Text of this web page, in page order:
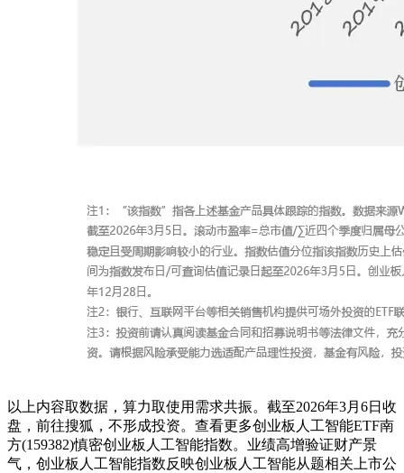
以上内容取数据，算力取使用需求共振。截至2026年3月6日收
盘，前往搜狐，不形成投资。查看更多创业板人工智能ETF南
方(159382)慎密创业板人工智能指数。业绩高增验证财产景
气，创业板人工智能指数反映创业板人工智能从题相关上市公